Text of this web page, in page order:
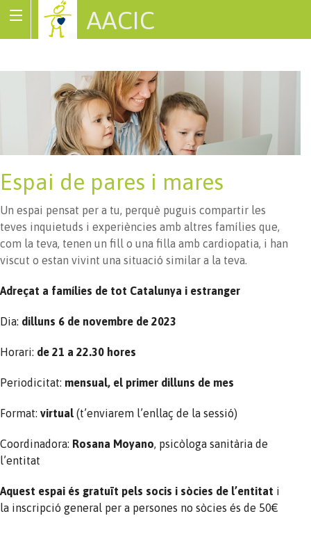
AACIC
Espai de pares i mares
Un espai pensat per a tu, perquè puguis compartir les
teves inquietuds i experiències amb altres famílies que,
com la teva, tenen un fill o una filla amb cardiopatia, i han
viscut o estan vivint una situació similar a la teva.
Adreçat a famílies de tot Catalunya i estranger
Dia: dilluns 6 de novembre de 2023
Horari: de 21 a 22.30 hores
Periodicitat: mensual, el primer dilluns de mes
Format: virtual (t’enviarem l’enllaç de la sessió)
Coordinadora: Rosana Moyano, psicòloga sanitària de
l’entitat
Aquest espai és gratuït pels socis i sòcies de l’entitat i
la inscripció general per a persones no sòcies és de 50€